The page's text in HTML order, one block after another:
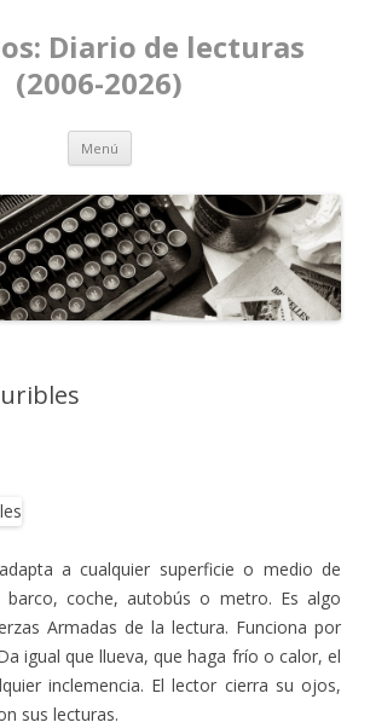
Diario de lecturas
(2006-2026)
Menú Ir al contenido
a cualquier superficie o medio de
barco, coche, autobús o metro. Es algo
Armadas de la lectura. Funciona por
igual que llueva, que haga frío o calor, el
inclemencia. El lector cierra su ojos,
sus lecturas.